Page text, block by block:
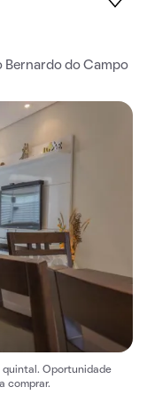
Bernardo do Campo
quintal. Oportunidade
comprar.